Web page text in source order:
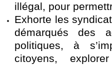
illégal, pour
Exhorte les
démarqués des
politiques, à
citoyens,